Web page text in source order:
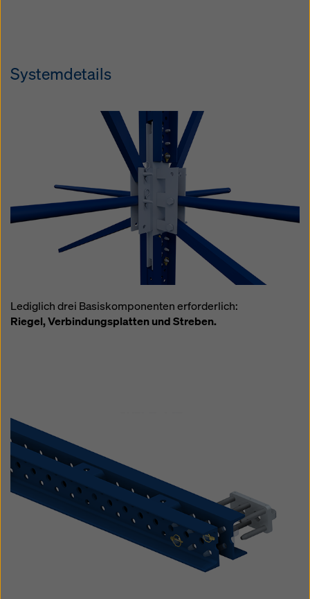
Systemdetails
Lediglich drei Basiskomponenten erforderlich:
Riegel, Verbindungsplatten und Streben.